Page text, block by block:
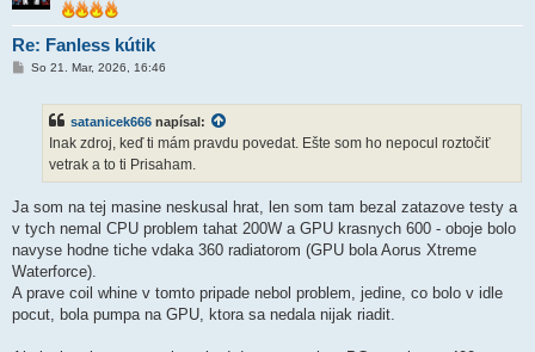
Re: Fanless kútik
PSo 21. Mar, 2026, 16:46
satanicek666 napísal:
Inak zdroj, keď ti mám pravdu povedat. Ešte som ho nepocul roztočiť
vetrak a to ti Prisaham.
Ja som na tej masine neskusal hrat, len som tam bezal zatazove testy a
v tych nemal CPU problem tahat 200W a GPU krasnych 600 - oboje bolo
navyse hodne tiche vdaka 360 radiatorom (GPU bola Aorus Xtreme
Waterforce).
A prave coil whine v tomto pripade nebol problem, jedine, co bolo v idle
pocut, bola pumpa na GPU, ktora sa nedala nijak riadit.